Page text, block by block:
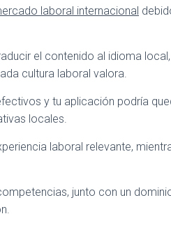
laboral internacional
el contenido al idioma
cultura laboral valora.
y tu aplicación podría
locales.
laboral relevante,
junto con un